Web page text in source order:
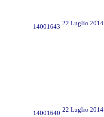
14001643 22 Luglio 2014
14001640 22 Luglio 2014